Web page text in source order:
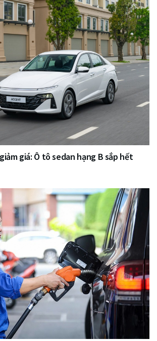
giá: Ô tô sedan hạng B sắp hết